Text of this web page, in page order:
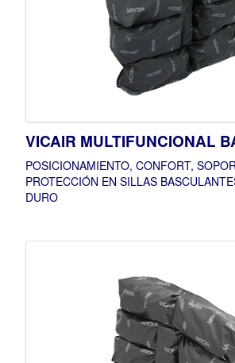
VICAIR MULTIFUNCIONAL
POSICIONAMIENTO, CONFORT,
PROTECCIÓN EN SILLAS
DURO